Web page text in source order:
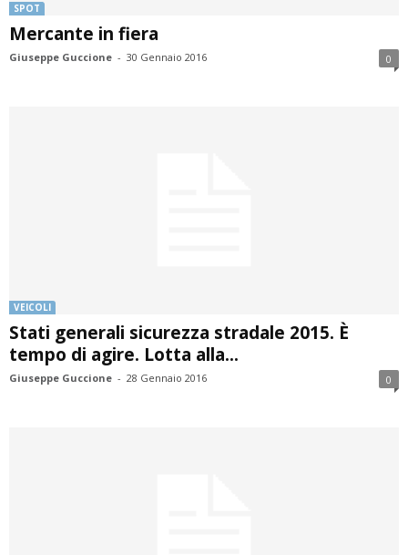
SPOT
Mercante in fiera
Giuseppe Guccione - 30 Gennaio 2016 0
VEICOLI
Stati generali sicurezza stradale 2015. È
tempo di agire. Lotta alla...
Giuseppe Guccione - 28 Gennaio 2016 0